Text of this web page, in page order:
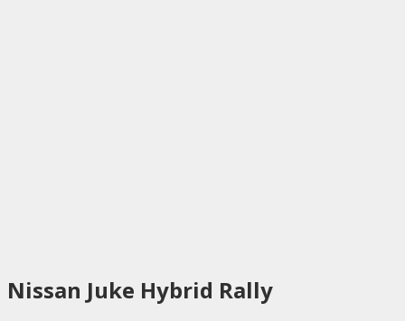
Nissan Juke Hybrid Rally